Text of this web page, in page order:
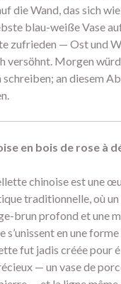
die Wand, das sich
blau-weiße Vase
zufrieden — Ost und
versöhnt. Morgen
an diesem
en bois de rose à
chinoise est une
traditionnelle, où un
brun profond et une
s’unissent en une
fut jadis créée pour
— un vase de